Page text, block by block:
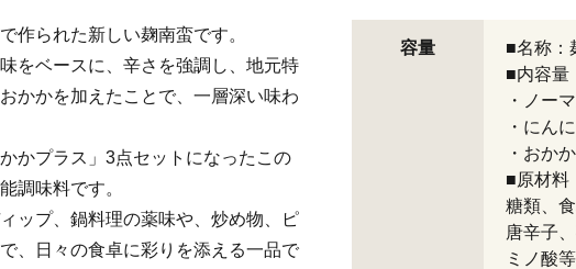
作られた新しい麹南蛮です。
をベースに、辛さを強調し、地元特
かかを加えたことで、一層深い味わ
かプラス」3点セットになったこの
調味料です。
ップ、鍋料理の薬味や、炒め物、ピ
、日々の食卓に彩りを添える一品で
容量
■名称：
■内容量
・ノー
・にん
・おか
■原材料
糖類、
唐辛子
ミノ酸